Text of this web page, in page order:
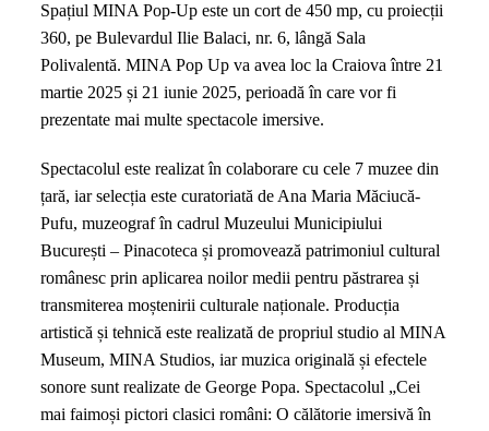
Spațiul MINA Pop-Up este un cort de 450 mp, cu proiecții
360, pe Bulevardul Ilie Balaci, nr. 6, lângă Sala
Polivalentă. MINA Pop Up va avea loc la Craiova între 21
martie 2025 și 21 iunie 2025, perioadă în care vor fi
prezentate mai multe spectacole imersive.
Spectacolul este realizat în colaborare cu cele 7 muzee din
țară, iar selecția este curatoriată de Ana Maria Măciucă-
Pufu, muzeograf în cadrul Muzeului Municipiului
București – Pinacoteca și promovează patrimoniul cultural
românesc prin aplicarea noilor medii pentru păstrarea și
transmiterea moștenirii culturale naționale. Producția
artistică și tehnică este realizată de propriul studio al MINA
Museum, MINA Studios, iar muzica originală și efectele
sonore sunt realizate de George Popa. Spectacolul „Cei
mai faimoși pictori clasici români: O călătorie imersivă în